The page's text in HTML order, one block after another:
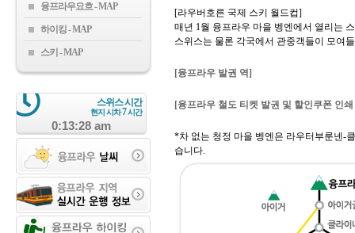
융프라우요흐
하이킹
스키
스위스 시간
현지 시차7시간
0:13:29 am
[라우버호른 국제 스키 월드컵]
매년 1월 융프라우 마을 벵엔에서 열리는
스위스는 물론 각국에서 관중객들이 모여
[융프라우 발권 역]
[융프라우 철도 티켓 발권 및 할인쿠폰 인
*차 없는 청정 마을 벵엔은 라우터부룬넨-
습니다.